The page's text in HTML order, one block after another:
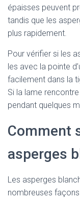
épaisses peuvent
tandis que les
plus rapidement.
Pour vérifier si les
les avec la pointe
facilement dans la
Si la lame
pendant quelques
Comment
asperges
Les asperges
nombreuses